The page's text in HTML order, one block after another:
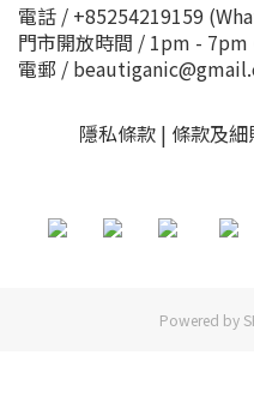
電話 / +85254219159
門市開放時間 / 1pm -
電郵 /
隱私條款 | 條款及
Powered by